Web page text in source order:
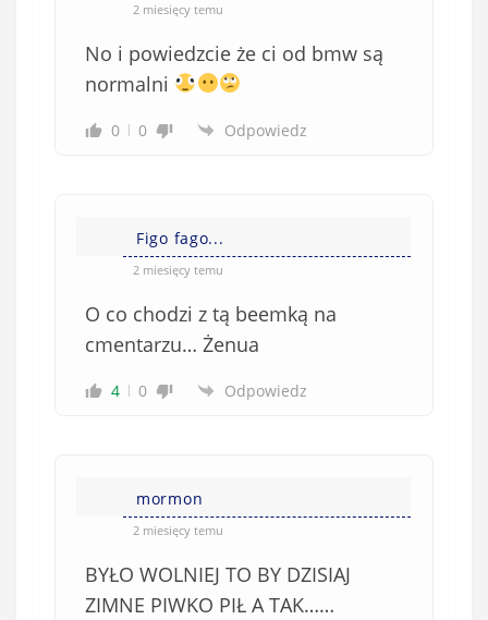
2 miesięcy temu
No i powiedzcie że ci od bmw są
normalni
0 0 Odpowiedz
Figo fago...
2 miesięcy temu
O co chodzi z tą beemką na
cmentarzu… Żenua
4 0 Odpowiedz
mormon
2 miesięcy temu
BYŁO WOLNIEJ TO BY DZISIAJ
ZIMNE PIWKO PIŁ A TAK……